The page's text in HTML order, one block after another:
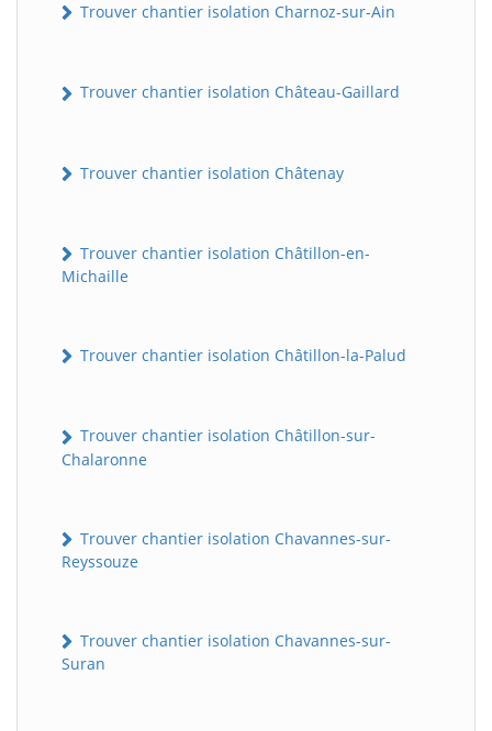
Trouver chantier isolation Charnoz-sur-Ain
Trouver chantier isolation Château-Gaillard
Trouver chantier isolation Châtenay
Trouver chantier isolation Châtillon-en-
Michaille
Trouver chantier isolation Châtillon-la-Palud
Trouver chantier isolation Châtillon-sur-
Chalaronne
Trouver chantier isolation Chavannes-sur-
Reyssouze
Trouver chantier isolation Chavannes-sur-
Suran